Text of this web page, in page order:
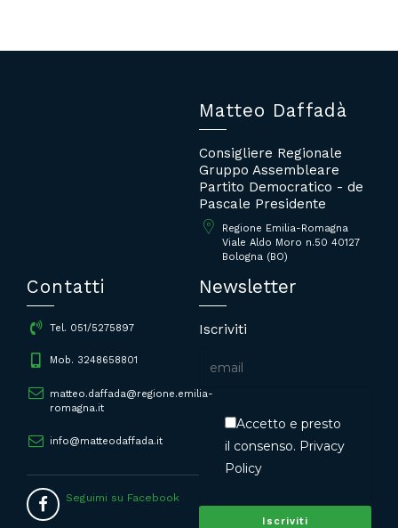
Matteo Daffadà
Consigliere Regionale
Gruppo Assembleare
Partito Democratico - de
Pascale Presidente
Regione Emilia-Romagna
Viale Aldo Moro n.50 40127
Bologna (BO)
Contatti
Tel. 051/5275897
Mob. 3248658801
matteo.daffada@regione.emilia-
romagna.it
info@matteodaffada.it
Seguimi su Facebook
Newsletter
Iscriviti
Accetto e presto
il consenso. Privacy
Policy